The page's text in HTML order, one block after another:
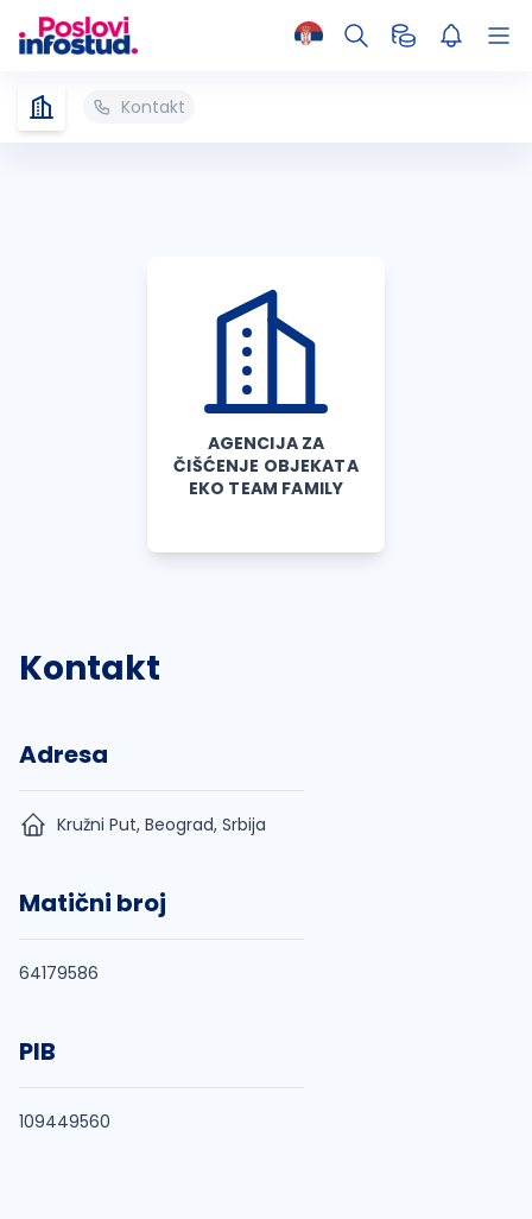
Kontakt
AGENCIJA ZA
ČIŠĆENJE OBJEKATA
EKO TEAM FAMILY
Kontakt
Adresa
Kružni Put, Beograd, Srbija
Matični broj
64179586
PIB
109449560